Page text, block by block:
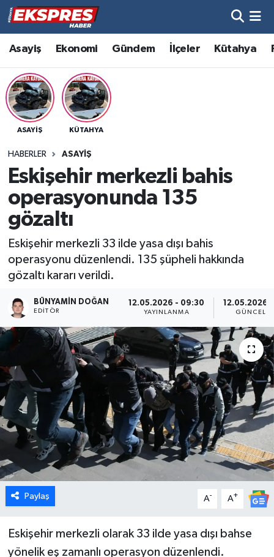
Asayiş Ekonomi Gündem İlçeler Kütahya
ASAYIŞ KÜTAHYA
HABERLER ASAYIŞ
Eskişehir merkezli bahis
operasyonunda 135
gözaltı
Eskişehir merkezli 33 ilde yasa dışı bahis
operasyonu düzenlendi. 135 şüpheli hakkında
gözaltı kararı verildi.
BÜNYAMIN DOĞAN
EDITÖR
12.05.2026 - 09:30
YAYINLANMA
12.05.2026
Paylaş A- A+
Eskişehir merkezli olarak 33 ilde yasa dışı bahse
yönelik eş zamanlı operasyon düzenlendi.
Altıntaş
Asayiş
Aslanapa
Bölge
Çavdarhisar
Dumlupınar
Dünya
Eğitim
Ekonomi
Emet
Foto Galeri
Gediz
Genel
Hisarcık
Hava Durumu
Trafik Durumu
Süper Lig Puan Durumu ve Fikstür
Son Dakika Haberleri
Haber Arşivi